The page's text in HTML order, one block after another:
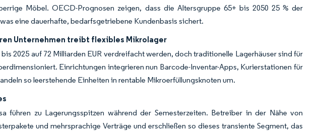
Möbel. OECD-Prognosen zeigen, dass die Altersgruppe 65+ bis 2050 25 % der
eine dauerhafte, bedarfsgetriebene Kundenbasis sichert.
Unternehmen treibt flexibles Mikrolager
2025 auf 72 Milliarden EUR verdreifacht werden, doch traditionelle Lagerhäuser sind für
Einrichtungen integrieren nun Barcode-Inventar-Apps, Kurierstationen für
so leerstehende Einheiten in rentable Mikroerfüllungsknoten um.
führen zu Lagerungsspitzen während der Semesterzeiten. Betreiber in der Nähe von
und mehrsprachige Verträge und erschließen so dieses transiente Segment, das